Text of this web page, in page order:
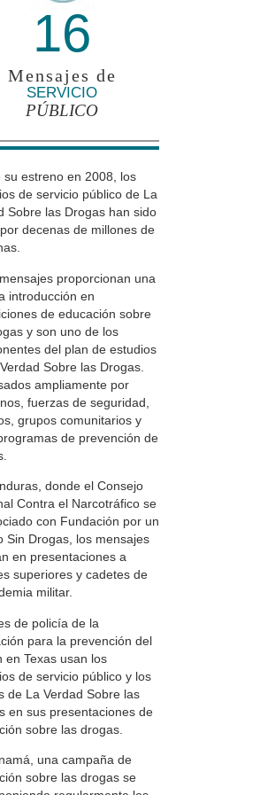
16
Mensajes de
SERVICIO
PÚBLICO
su estreno en 2008, los
de servicio público de La
Sobre las Drogas han sido
decenas de millones de
proporcionan una
introducción en
de educación sobre
y son uno de los
del plan de estudios
Sobre las Drogas.
ampliamente por
fuerzas de seguridad,
grupos comunitarios y
de prevención de
donde el Consejo
Contra el Narcotráfico se
con Fundación por un
Sin Drogas, los mensajes
en presentaciones a
superiores y cadetes de
militar.
de policía de la
para la prevención del
en Texas usan los
de servicio público y los
de La Verdad Sobre las
en sus presentaciones de
sobre las drogas.
una campaña de
sobre las drogas se